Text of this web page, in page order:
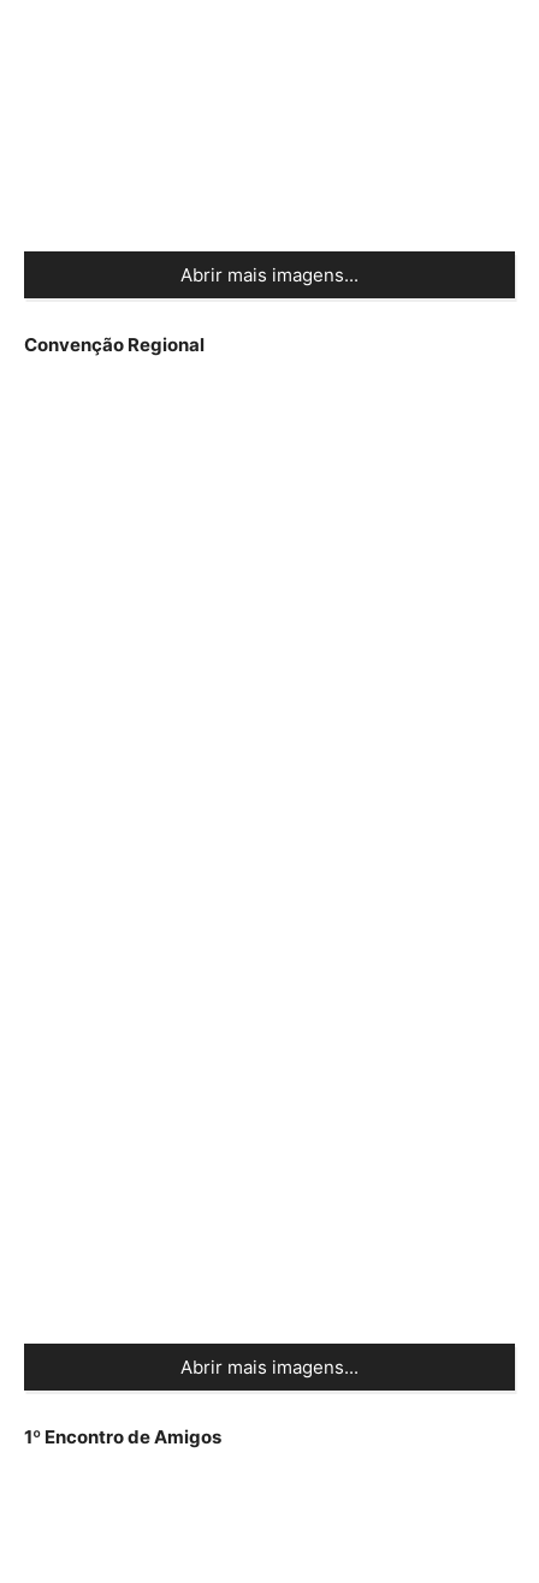
Abrir mais imagens...
Convenção Regional
Abrir mais imagens...
1º Encontro de Amigos